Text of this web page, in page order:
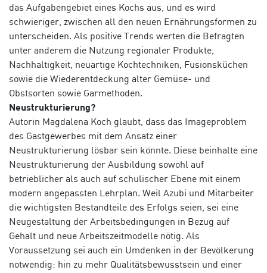
das Aufgabengebiet eines Kochs aus, und es wird
schwieriger, zwischen all den neuen Ernährungsformen zu
unterscheiden. Als positive Trends werten die Befragten
unter anderem die Nutzung regionaler Produkte,
Nachhaltigkeit, neuartige Kochtechniken, Fusionsküchen
sowie die Wiederentdeckung alter Gemüse- und
Obstsorten sowie Garmethoden.
Neustrukturierung?
Autorin Magdalena Koch glaubt, dass das Imageproblem
des Gastgewerbes mit dem Ansatz einer
Neustrukturierung lösbar sein könnte. Diese beinhalte eine
Neustrukturierung der Ausbildung sowohl auf
betrieblicher als auch auf schulischer Ebene mit einem
modern angepassten Lehrplan. Weil Azubi und Mitarbeiter
die wichtigsten Bestandteile des Erfolgs seien, sei eine
Neugestaltung der Arbeitsbedingungen in Bezug auf
Gehalt und neue Arbeitszeitmodelle nötig. Als
Voraussetzung sei auch ein Umdenken in der Bevölkerung
notwendig: hin zu mehr Qualitätsbewusstsein und einer